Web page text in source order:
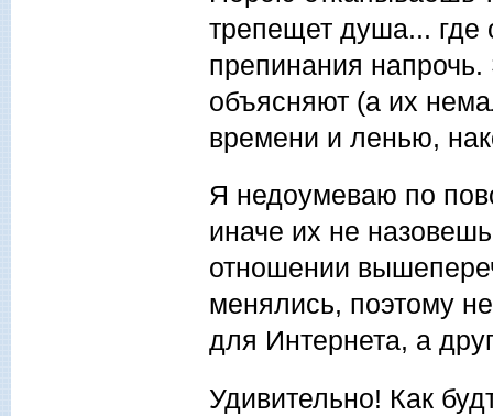
трепещет душа... где
препинания
объясняют (а их
времени и ленью,
Я недоумеваю по
иначе их не
отношении
менялись, поэтому
для Интернета, а
Удивительно! Как